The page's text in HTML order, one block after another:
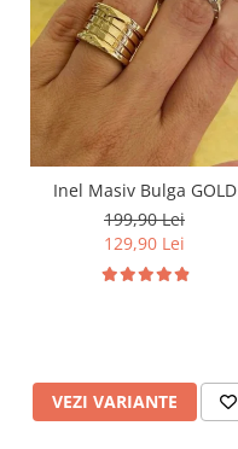
Inel Masiv Bulga GOLD
199,90 Lei
129,90 Lei
VEZI VARIANTE